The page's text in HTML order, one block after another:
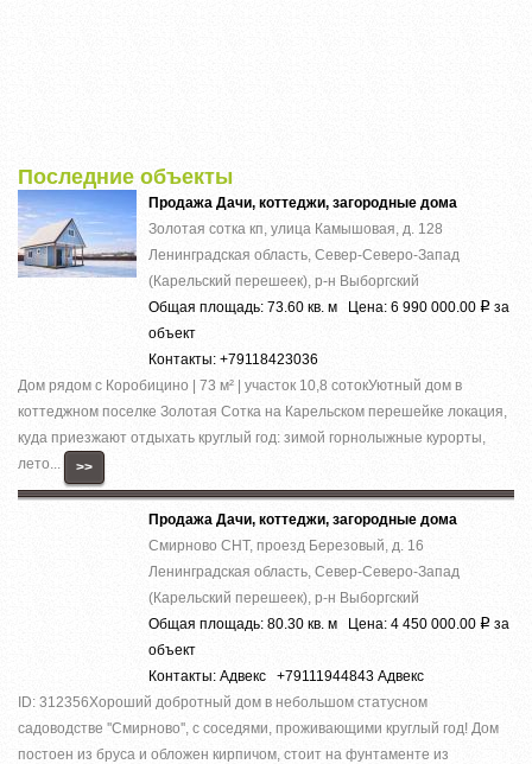
Последние объекты
Продажа Дачи, коттеджи, загородные дома
Золотая сотка кп, улица Камышовая, д. 128
Ленинградская область, Север-Северо-Запад
(Карельский перешеек), р-н Выборгский
Общая площадь: 73.60 кв. м Цена: 6 990 000.00 Р за
объект
Контакты: +79118423036
Дом рядом с Коробицино | 73 м² | участок 10,8 сотокУютный дом в
коттеджном поселке Золотая Сотка на Карельском перешейке локация,
куда приезжают отдыхать круглый год: зимой горнолыжные курорты,
лето...
>>
Продажа Дачи, коттеджи, загородные дома
Смирново СНТ, проезд Березовый, д. 16
Ленинградская область, Север-Северо-Запад
(Карельский перешеек), р-н Выборгский
Общая площадь: 80.30 кв. м Цена: 4 450 000.00 Р за
объект
Контакты: Адвекс +79111944843 Адвекс
ID: 312356Хороший добротный дом в небольшом статусном
садоводстве ''Смирново'', с соседями, проживающими круглый год! Дом
постоен из бруса и обложен кирпичом, стоит на фунтаменте из